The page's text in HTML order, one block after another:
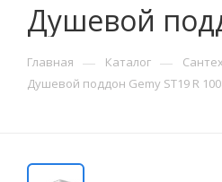
Душевой
Главная — Каталог —
Душевой поддон Gemy ST19 R